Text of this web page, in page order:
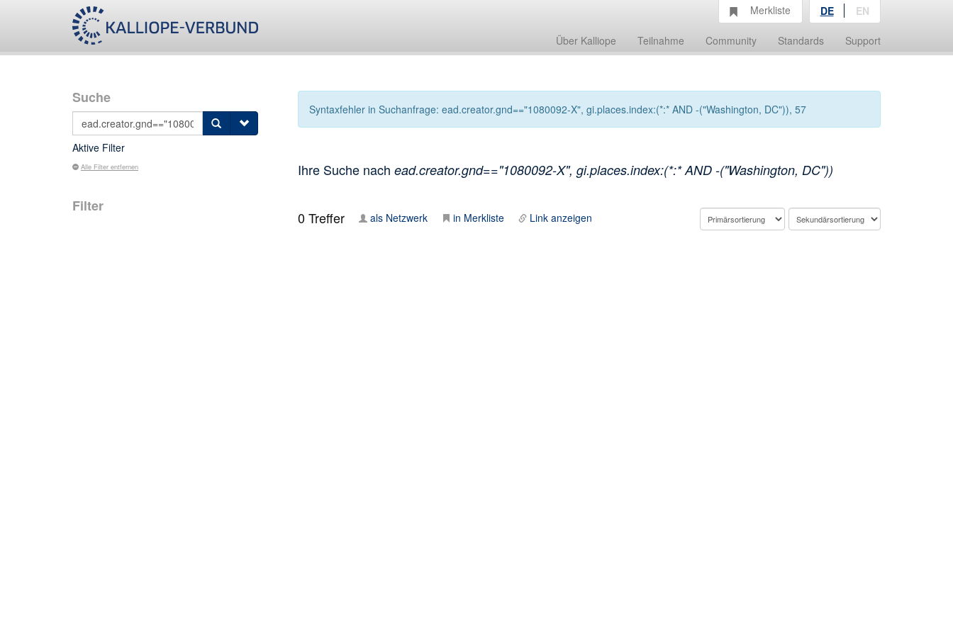
Über Kalliope Teilnahme Community Standards Support
Merkliste DE EN
Suche
Aktive Filter
Alle Filter entfernen
Filter
Syntaxfehler in Suchanfrage: ead.creator.gnd=="1080092-X", gi.places.index:(*:* AND -("Washington, DC")), 57
Ihre Suche nach ead.creator.gnd=="1080092-X", gi.places.index:(*:* AND -("Washington, DC"))
0Treffer als Netzwerk in Merkliste Link anzeigen